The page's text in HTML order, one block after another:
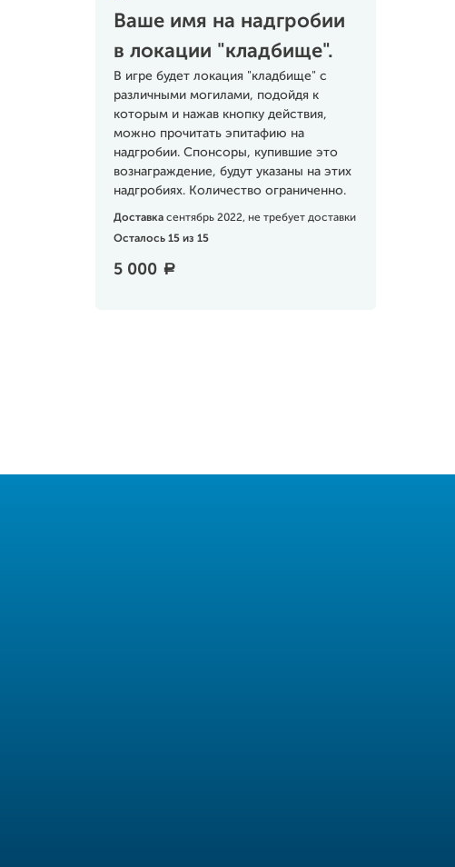
Ваше имя на надгробии
в локации "кладбище".
В игре будет локация "кладбище" с
различными могилами, подойдя к
которым и нажав кнопку действия,
можно прочитать эпитафию на
надгробии. Спонсоры, купившие это
вознаграждение, будут указаны на этих
надгробиях. Количество ограниченно.
Доставка сентябрь 2022, не требует доставки
Осталось 15 из 15
5 000 a